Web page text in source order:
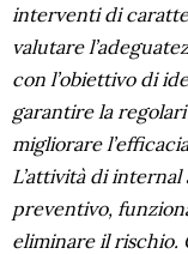
interventi di
valutare
con l’obiettivo di
garantire la
migliorare
L’attività di
preventivo,
eliminare il rischio.